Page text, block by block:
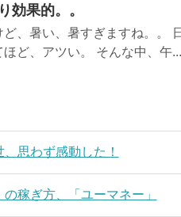
効果的。。
、暑い、暑すぎますね。。
ど、アツい。 そんな中、午...
思わず感動した！
稼ぎ方、「ユーマネー」